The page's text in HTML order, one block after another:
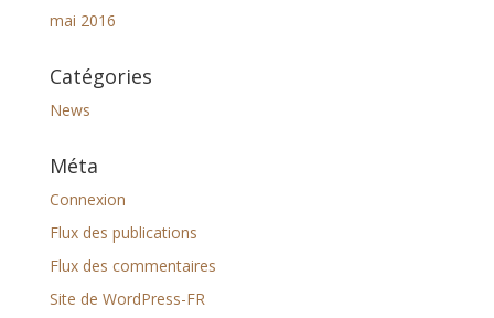
mai 2016
Catégories
News
Méta
Connexion
Flux des publications
Flux des commentaires
Site de WordPress-FR